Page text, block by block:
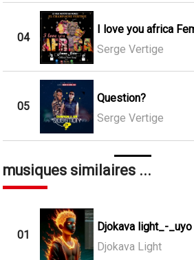
04
I love you africa
Serge Vertige
05
Question?
Serge Vertige
musiques similaires ...
01
Djokava light_-
Djokava Light